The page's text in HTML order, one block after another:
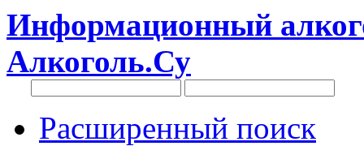
Информационный
Алкоголь.Су
Расширенный поиск